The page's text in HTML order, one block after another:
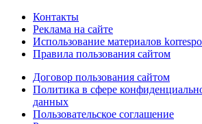
Контакты
Реклама на сайте
Использование материалов
Правила пользования сайтом
Договор пользования сайтом
Политика в сфере
данных
Пользовательское соглашение